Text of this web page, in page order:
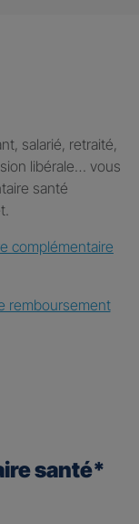
salarié, retraité,
libérale… vous
santé
complémentaire
remboursement
santé*